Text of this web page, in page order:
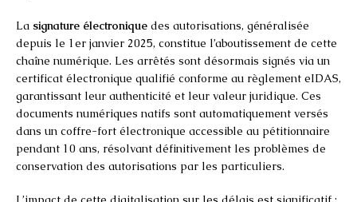
La signature électronique des autorisations, généralisée
depuis le 1er janvier 2025, constitue l’aboutissement de cette
chaîne numérique. Les arrêtés sont désormais signés via un
certificat électronique qualifié conforme au règlement eIDAS,
garantissant leur authenticité et leur valeur juridique. Ces
documents numériques natifs sont automatiquement versés
dans un coffre-fort électronique accessible au pétitionnaire
pendant 10 ans, résolvant définitivement les problèmes de
conservation des autorisations par les particuliers.